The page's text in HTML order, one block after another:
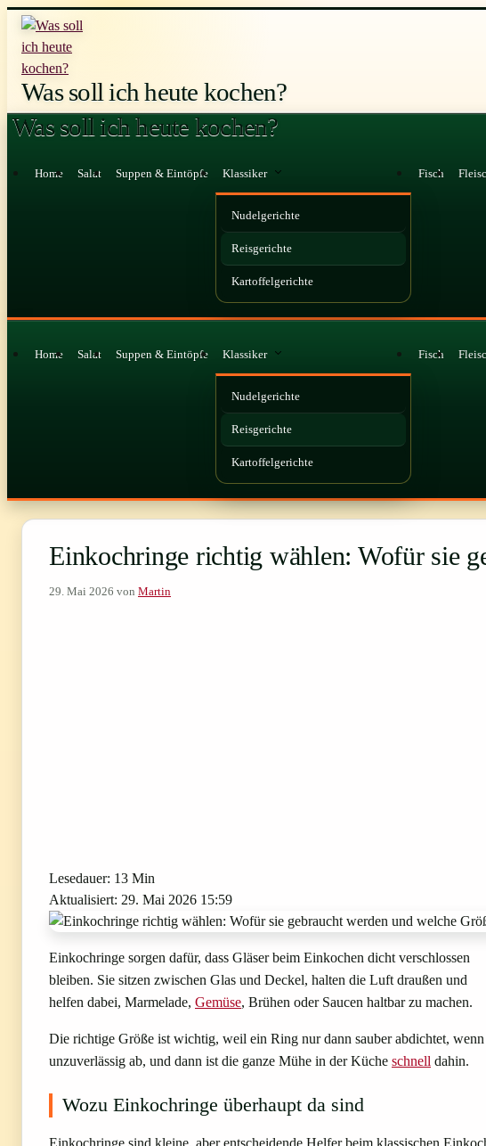
Zum
Was soll ich heute kochen?
Was soll ich heute kochen?
Home Salat Suppen & Eintöpfe Klassiker
Nudelgerichte
Reisgerichte
Kartoffelgerichte
Fisch
Home Salat Suppen & Eintöpfe Klassiker
Nudelgerichte
Reisgerichte
Kartoffelgerichte
Fisch
Einkochringe richtig wählen: Wofür sie
29. Mai 2026 von Martin
Lesedauer: 13 Min
Aktualisiert: 29. Mai 2026 15:59
Einkochringe sorgen dafür, dass Gläser beim Einkochen dicht verschlossen
bleiben. Sie sitzen zwischen Glas und Deckel, halten die Luft draußen und
helfen dabei, Marmelade, Gemüse, Brühen oder Saucen haltbar zu machen.
Die richtige Größe ist wichtig, weil ein Ring nur dann sauber abdichtet,
unzuverlässig ab, und dann ist die ganze Mühe in der Küche schnell dahin.
Wozu Einkochringe überhaupt da sind
Einkochringe sind kleine, aber entscheidende Helfer beim klassischen